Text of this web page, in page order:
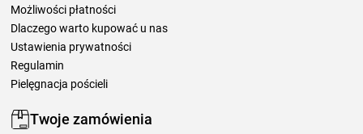
Możliwości płatności
Dlaczego warto kupować u nas
Ustawienia prywatności
Regulamin
Pielęgnacja pościeli
Twoje zamówienia